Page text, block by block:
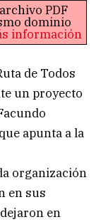
PDF
dominio
información
de Todos
un proyecto
apunta a la
organización
en sus
en